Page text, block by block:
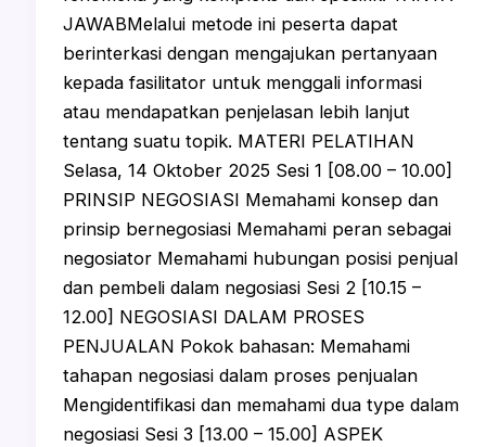
JAWABMelalui metode ini peserta dapat
berinterkasi dengan mengajukan pertanyaan
kepada fasilitator untuk menggali informasi
atau mendapatkan penjelasan lebih lanjut
tentang suatu topik. MATERI PELATIHAN
Selasa, 14 Oktober 2025 Sesi 1 [08.00 – 10.00]
PRINSIP NEGOSIASI Memahami konsep dan
prinsip bernegosiasi Memahami peran sebagai
negosiator Memahami hubungan posisi penjual
dan pembeli dalam negosiasi Sesi 2 [10.15 –
12.00] NEGOSIASI DALAM PROSES
PENJUALAN Pokok bahasan: Memahami
tahapan negosiasi dalam proses penjualan
Mengidentifikasi dan memahami dua type dalam
negosiasi Sesi 3 [13.00 – 15.00] ASPEK